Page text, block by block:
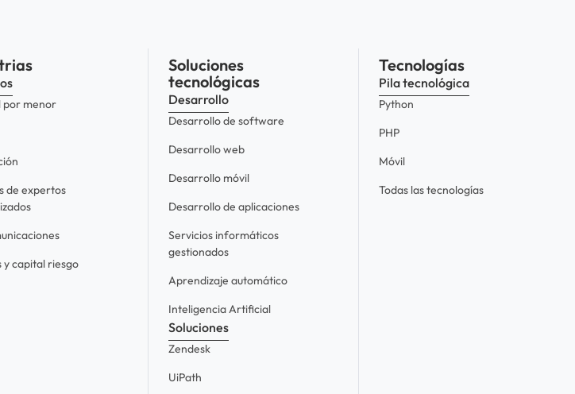
por menor
de expertos
y capital riesgo
Soluciones
tecnológicas
Desarrollo
Desarrollo de software
Desarrollo web
Desarrollo móvil
Desarrollo de aplicaciones
Servicios informáticos
gestionados
Aprendizaje automático
Inteligencia Artificial
Soluciones
Zendesk
UiPath
Tecnologías
Pila tecnológica
Python
PHP
Móvil
Todas las tecnologías